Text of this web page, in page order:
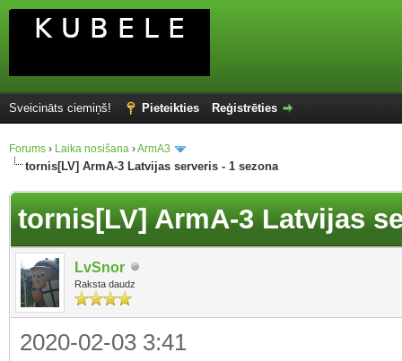
Sveicināts ciemiņš! Pieteikties Reģistrēties
Forums › Laika nosišana ›ArmA3
tornis[LV] ArmA-3 Latvijas serveris - 1 sezona
tornis[LV] ArmA-3 Latvijas
LvSnor
Raksta daudz
2020-02-03 3:41